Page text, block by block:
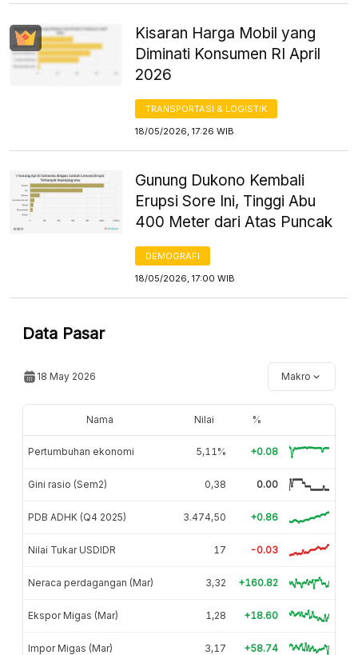
Kisaran Harga Mobil yang
Diminati Konsumen RI April
2026
TRANSPORTASI & LOGISTIK
18/05/2026, 17:26 WIB
Gunung Dukono Kembali
Erupsi Sore Ini, Tinggi Abu
400 Meter dari Atas Puncak
DEMOGRAFI
18/05/2026, 17:00 WIB
Data Pasar
18 May 2026 Makro
Nama Nilai %
Pertumbuhan ekonomi 5,11% +0.08
Gini rasio (Sem2) 0,38 0.00
PDB ADHK (Q4 2025) 3.474,50 +0.86
Nilai Tukar USDIDR 17 -0.03
Neraca perdagangan (Mar) 3,32 +160.82
Ekspor Migas (Mar) 1,28 +18.60
Impor Migas (Mar) 3,17 +58.74